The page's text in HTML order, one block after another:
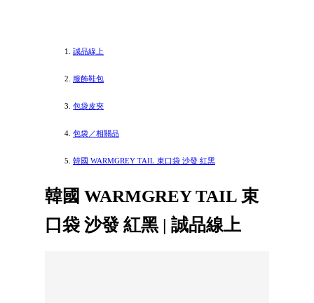
誠品線上
服飾鞋包
包袋皮夾
包袋／相關品
韓國 WARMGREY TAIL 束口袋 沙發 紅黑
韓國 WARMGREY TAIL 束
口袋 沙發 紅黑 | 誠品線上